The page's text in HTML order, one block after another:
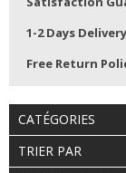
1-2 Days Delivery
Free Return
CATÉGORIES
TRIER PAR